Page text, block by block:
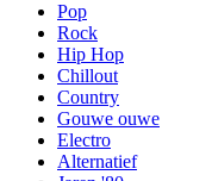
Pop
Rock
Hip Hop
Chillout
Country
Gouwe ouwe
Electro
Alternatief